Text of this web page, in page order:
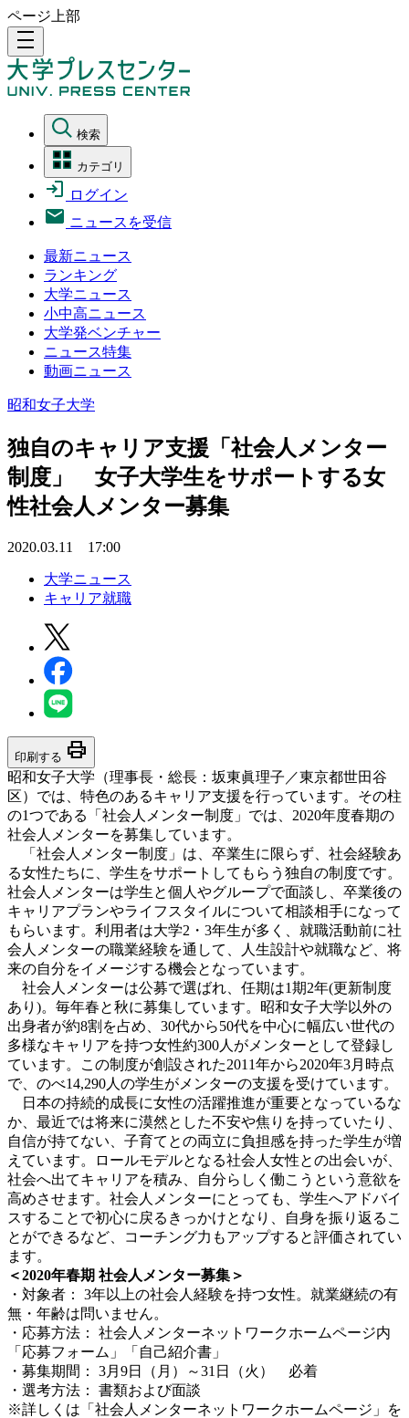
ページ上部
density_medium
検索
カテゴリ
ログイン
ニュースを受信
最新ニュース
ランキング
大学ニュース
小中高ニュース
大学発ベンチャー
ニュース特集
動画ニュース
昭和女子大学
独自のキャリア支援「社会人メンター
制度」 女子大学生をサポートする女
性社会人メンター募集
2020.03.11 17:00
大学ニュース
キャリア就職
印刷する print
昭和女子大学（理事長・総長：坂東眞理子／東京都世田谷
区）では、特色のあるキャリア支援を行っています。その柱
の1つである「社会人メンター制度」では、2020年度春期の
社会人メンターを募集しています。
「社会人メンター制度」は、卒業生に限らず、社会経験あ
る女性たちに、学生をサポートしてもらう独自の制度です。
社会人メンターは学生と個人やグループで面談し、卒業後の
キャリアプランやライフスタイルについて相談相手になって
もらいます。利用者は大学2・3年生が多く、就職活動前に社
会人メンターの職業経験を通して、人生設計や就職など、将
来の自分をイメージする機会となっています。
社会人メンターは公募で選ばれ、任期は1期2年(更新制度
あり)。毎年春と秋に募集しています。昭和女子大学以外の
出身者が約8割を占め、30代から50代を中心に幅広い世代の
多様なキャリアを持つ女性約300人がメンターとして登録し
ています。この制度が創設された2011年から2020年3月時点
で、のべ14,290人の学生がメンターの支援を受けています。
日本の持続的成長に女性の活躍推進が重要となっているな
か、最近では将来に漠然とした不安や焦りを持っていたり、
自信が持てない、子育てとの両立に負担感を持った学生が増
えています。ロールモデルとなる社会人女性との出会いが、
社会へ出てキャリアを積み、自分らしく働こうという意欲を
高めさせます。社会人メンターにとっても、学生へアドバイ
スすることで初心に戻るきっかけとなり、自身を振り返るこ
とができるなど、コーチング力もアップすると評価されてい
ます。
＜2020年春期 社会人メンター募集＞
・対象者： 3年以上の社会人経験を持つ女性。就業継続の有
無・年齢は問いません。
・応募方法： 社会人メンターネットワークホームページ内
「応募フォーム」「自己紹介書」
・募集期間： 3月9日（月）～31日（火） 必着
・選考方法： 書類および面談
※詳しくは「社会人メンターネットワークホームページ」を